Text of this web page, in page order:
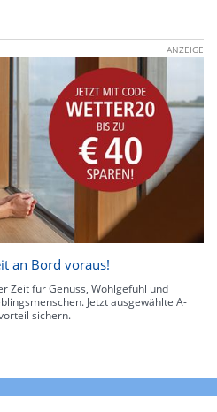
ANZEIGE
an Bord voraus!
Zeit für Genuss, Wohlgefühl und
Jetzt ausgewählte A-
sichern.